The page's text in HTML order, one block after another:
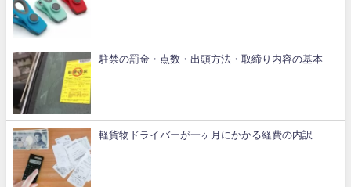
駐禁の罰金・点数・出頭方法・取締り内容の基本
軽貨物ドライバーが一ヶ月にかかる経費の内訳